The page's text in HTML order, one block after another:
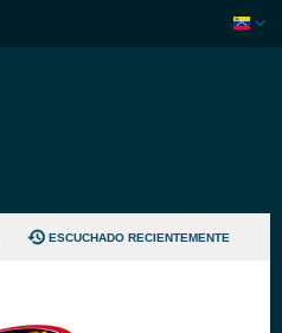
ESCUCHADO RECIENTEMENTE